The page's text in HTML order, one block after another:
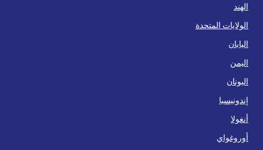
الهند
الولايات المتحدة
اليابان
اليمن
اليونان
إندونيسيا
أنغولا
أوروغواي